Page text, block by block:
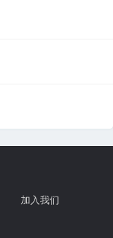
加入我们